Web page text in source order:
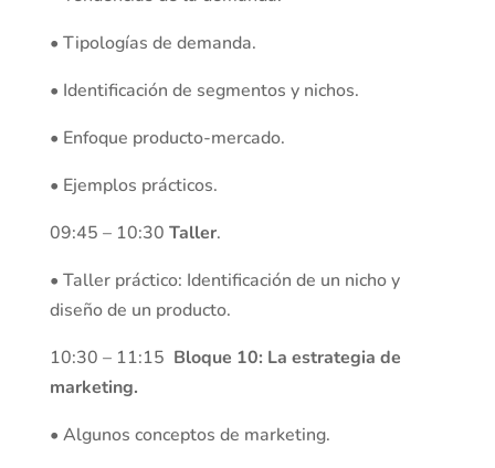
• Tipologías de demanda.
• Identificación de segmentos y nichos.
• Enfoque producto-mercado.
• Ejemplos prácticos.
09:45 – 10:30 Taller.
• Taller práctico: Identificación de un nicho y
diseño de un producto.
10:30 – 11:15 Bloque 10: La estrategia de
marketing.
• Algunos conceptos de marketing.